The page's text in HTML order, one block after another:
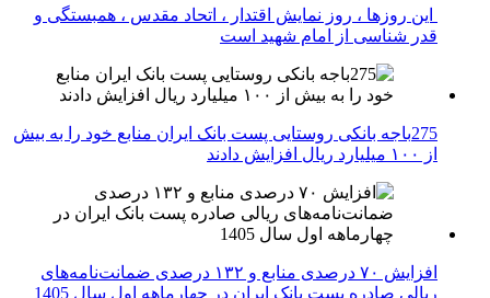
این روزها ، روز نمایش اقتدار ، اتحاد مقدس ، همبستگی و
قدر شناسی از امام شهید است
275باجه بانکی روستایی پست بانک ایران منابع خود را به بیش
از ۱۰۰ میلیارد ریال افزایش دادند
افزایش ۷۰ درصدی منابع و ۱۳۲ درصدی ضمانت‌نامه‌های
ریالی صادره پست بانک ایران در چهارماهه اول سال 1405